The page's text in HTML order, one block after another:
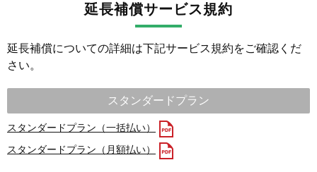
延長補償サービス規約
延長補償についての詳細は下記サービス規約をご確認くだ
さい。
スタンダードプラン
スタンダードプラン（一括払い）
スタンダードプラン（月額払い）